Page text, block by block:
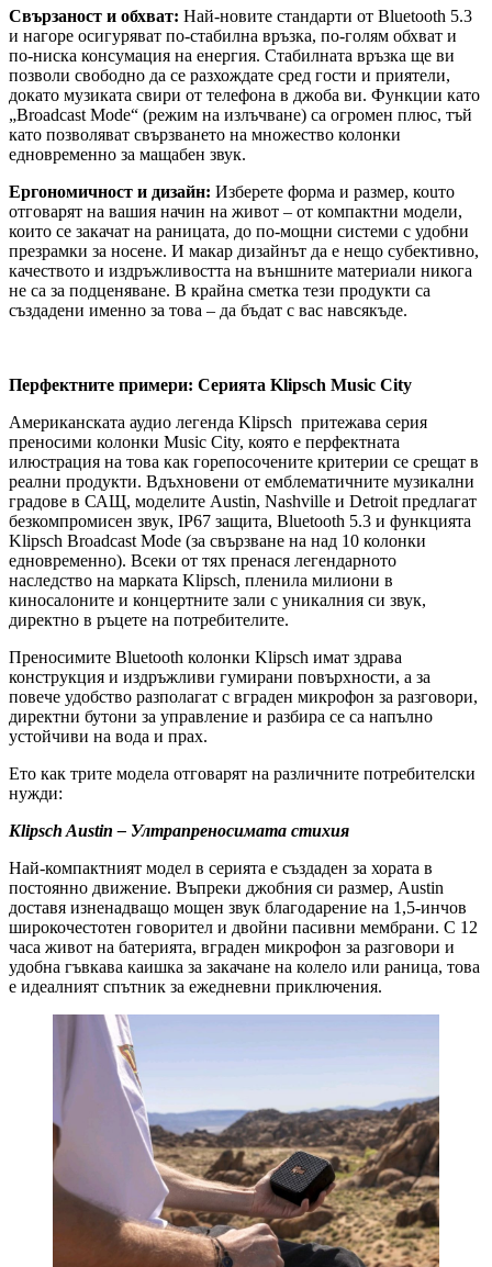
Свързаност и обхват: Най-новите стандарти от Bluetooth 5.3
и нагоре осигуряват по-стабилна връзка, по-голям обхват и
по-ниска консумация на енергия. Стабилната връзка ще ви
позволи свободно да се разхождате сред гости и приятели,
докато музиката свири от телефона в джоба ви. Функции като
„Broadcast Mode“ (режим на излъчване) са огромен плюс, тъй
като позволяват свързването на множество колонки
едновременно за мащабен звук.
Ергономичност и дизайн: Изберете форма и размер, коuто
отговарят на вашия начин на живот – от компактни модели,
които се закачат на раницата, до по-мощни системи с удобни
презрамки за носене. И макар дизайнът да е нещо субективно,
качеството и издръжливостта на външните материали никога
не са за подценяване. В крайна сметка тези продукти са
създадени именно за това – да бъдат с вас навсякъде.
Перфектните примери: Серията Klipsch Music City
Американската аудио легенда Klipsch притежава серия
преносими колонки Music City, която е перфектната
илюстрация на това как горепосочените критерии се срещат в
реални продукти. Вдъхновени от емблематичните музикални
градове в САЩ, моделите Austin, Nashville и Detroit предлагат
безкомпромисен звук, IP67 защита, Bluetooth 5.3 и функцията
Klipsch Broadcast Mode (за свързване на над 10 колонки
едновременно). Всеки от тях пренася легендарното
наследство на марката Klipsch, пленила милиони в
киносалоните и концертните зали с уникалния си звук,
директно в ръцете на потребителите.
Преносимите Bluetooth колонки Klipsch имат здрава
конструкция и издръжливи гумирани повърхности, а за
повече удобство разполагат с вграден микрофон за разговори,
директни бутони за управление и разбира се са напълно
устойчиви на вода и прах.
Ето как трите модела отговарят на различните потребителски
нужди:
Klipsch Austin – Ултрапреносимата стихия
Най-компактният модел в серията е създаден за хората в
постоянно движение. Въпреки джобния си размер, Austin
доставя изненадващо мощен звук благодарение на 1,5-инчов
широкочестотен говорител и двойни пасивни мембрани. С 12
часа живот на батерията, вграден микрофон за разговори и
удобна гъвкава каишка за закачане на колело или раница, това
е идеалният спътник за ежедневни приключения.